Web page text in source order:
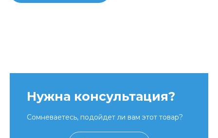
Нужна консультация?
Сомневаетесь, подойдет ли вам этот товар?